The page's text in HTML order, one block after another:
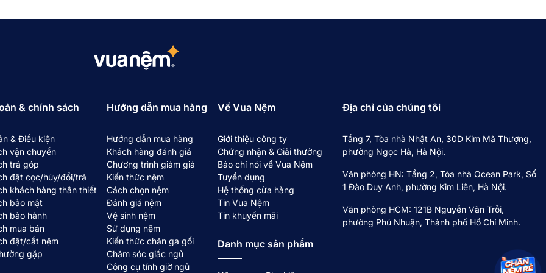
thư giãn tâm hồn". Các sản phẩm của hãng tập trung vào việc giảm đau mỏi cơ khớp, lưu thông khí huyết và
giờ làm việc căng thẳng.
nhãn hàng riêng nhằm đáp ứng nhu cầu đa dạng của thị trường. Thương hiệu được phát triển dựa trên kinh
việc nghiên cứu thói quen ngủ và nhu cầu sử dụng thực tế của người Việt.
hóa chất lượng, thiết kế sản phẩm đơn giản và lựa chọn các vật liệu phổ biến, dễ sử dụng, nhằm đảm bảo tính
dùng hiện đại về những phương pháp chăm sóc sức khỏe lành mạnh, không dùng thuốc. Tận dụng sự phát
Iyashi đã nghiên cứu và đưa ra thị trường các dòng đai chườm, gối chườm chuyên dụng. Tại Việt Nam, Iyashi
Vua Nệm, trở thành một phần trong hệ sinh thái
phụ kiện chăm sóc giấc ngủ cao cấp.
& chính sách
& Điều kiện
vận chuyển
trả góp
đặt cọc/hủy/đổi/trả
khách hàng thân thiết
bảo mật
bảo hành
mua bán
đặt/cắt nệm
gặp
Hướng dẫn mua hàng
Hướng dẫn mua hàng
Khách hàng đánh giá
Chương trình giảm giá
Kiến thức nệm
Cách chọn nệm
Đánh giá nệm
Vệ sinh nệm
Sử dụng nệm
Kiến thức chăn ga gối
Chăm sóc giấc ngủ
Công cụ tính giờ ngủ
Về Vua Nệm
Giới thiệu công ty
Chứng nhận & Giải thưởng
Báo chí nói về Vua Nệm
Tuyển dụng
Hệ thống cửa hàng
Tin Vua Nệm
Tin khuyến mãi
Danh mục sản phẩm
Địa chỉ của chúng tôi
Tầng 7, Tòa nhà Nhật An, 30D Kim Mã Thượng,
phường Ngọc Hà, Hà Nội.
Văn phòng HN: Tầng 2, Tòa nhà Ocean Park, Số
1 Đào Duy Anh, phường Kim Liên, Hà Nội.
Văn phòng HCM: 121B Nguyễn Văn Trỗi,
phường Phú Nhuận, Thành phố Hồ Chí Minh.